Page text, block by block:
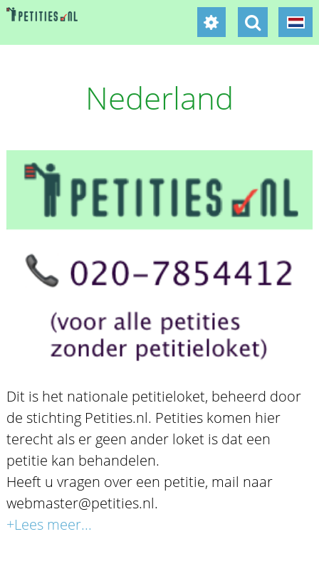
Nederland
Dit is het nationale petitieloket, beheerd door
de stichting Petities.nl. Petities komen hier
terecht als er geen ander loket is dat een
petitie kan behandelen.
Heeft u vragen over een petitie, mail naar
webmaster@petities.nl.
+Lees meer...